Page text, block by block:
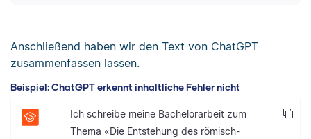
Anschließend haben wir den Text von ChatGPT
zusammenfassen lassen.
Beispiel: ChatGPT erkennt inhaltliche Fehler nicht
Ich schreibe meine Bachelorarbeit zum
Thema «Die Entstehung des römisch-